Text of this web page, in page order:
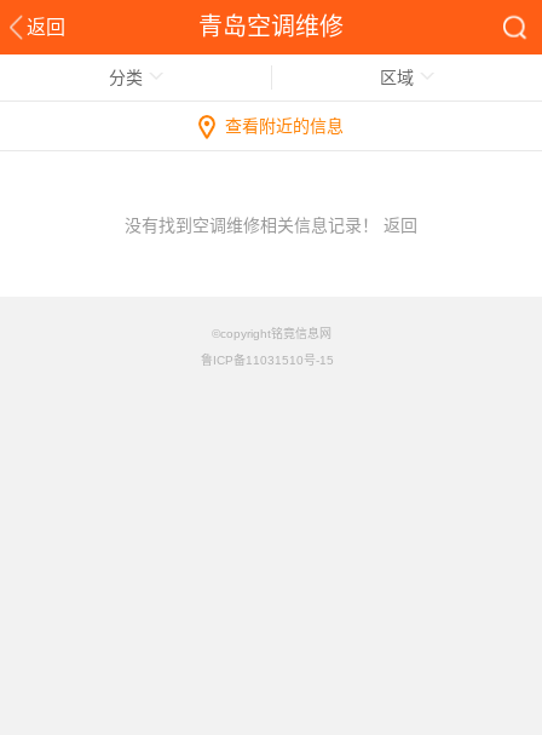
返回 青岛空调维修
分类 区域
查看附近的信息
没有找到空调维修相关信息记录！ 返回
©copyright铭竟信息网
鲁ICP备11031510号-15